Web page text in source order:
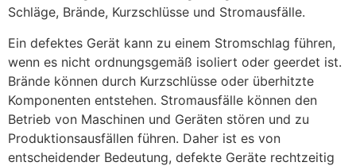
Schläge, Brände, Kurzschlüsse und Stromausfälle.
Ein defektes Gerät kann zu einem Stromschlag führen,
wenn es nicht ordnungsgemäß isoliert oder geerdet ist.
Brände können durch Kurzschlüsse oder überhitzte
Komponenten entstehen. Stromausfälle können den
Betrieb von Maschinen und Geräten stören und zu
Produktionsausfällen führen. Daher ist es von
entscheidender Bedeutung, defekte Geräte rechtzeitig